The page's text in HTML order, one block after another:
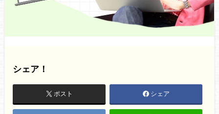
シェア！
ポスト シェア